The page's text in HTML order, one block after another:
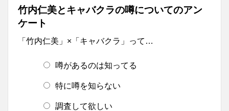
竹内仁美とキャバクラの噂についてのアン
ケート
「竹内仁美」×「キャバクラ」って…
噂があるのは知ってる
特に噂を知らない
調査して欲しい